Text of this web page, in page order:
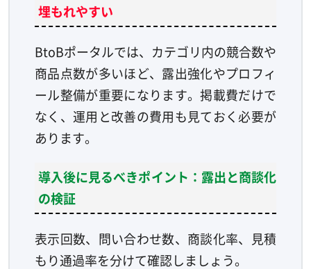
埋もれやすい
BtoBポータルでは、カテゴリ内の競合数や
商品点数が多いほど、露出強化やプロフィ
ール整備が重要になります。掲載費だけで
なく、運用と改善の費用も見ておく必要が
あります。
導入後に見るべきポイント：露出と商談化
の検証
表示回数、問い合わせ数、商談化率、見積
もり通過率を分けて確認しましょう。